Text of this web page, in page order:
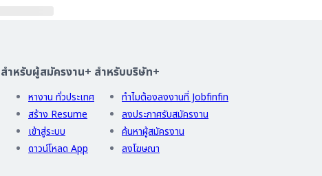
สำหรับผู้สมัครงาน+
หางาน ทั่วประเทศ
สร้าง Resume
เข้าสู่ระบบ
ดาวน์โหลด App
สำหรับบริษัท+
ทำไมต้องลงงานที่ Jobfinfin
ลงประกาศรับสมัครงาน
ค้นหาผู้สมัครงาน
ลงโฆษณา